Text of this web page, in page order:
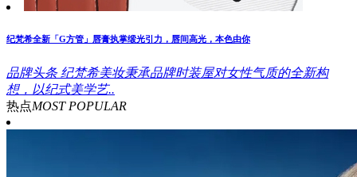
纪梵希全新「G方管」唇膏执掌缎光引力，唇间高光，本色由你
品牌头条 纪梵希美妆秉承品牌时装屋对女性气质的全新构
想，以纪式美学艺..
热点MOST POPULAR